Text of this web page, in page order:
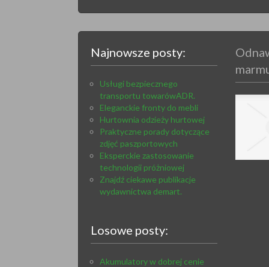
Najnowsze posty:
Usługi bezpiecznego
transportu towarówADR.
Eleganckie fronty do mebli
Hurtownia odzieży hurtowej
Praktyczne porady dotyczące
zdjęć paszportowych
Eksperckie zastosowanie
technologii próżniowej
Znajdź ciekawe publikacje
wydawnictwa demart.
Losowe posty:
Akumulatory w dobrej cenie